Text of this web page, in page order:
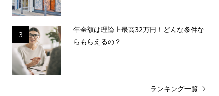
3
年金額は理論上最高32万円！どんな条件な
らもらえるの？
ランキング一覧